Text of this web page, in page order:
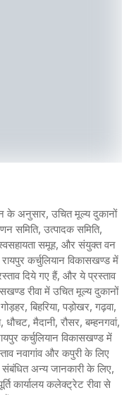
के अनुसार, उचित मूल्य दुकानों
समिति, उत्पादक समिति,
समूह, और संयुक्त वन
कर्चुलियान विकासखण्ड में
दिये गए हैं, और ये प्रस्ताव
रीवा में उचित मूल्य दुकानों
बिहरिया, पड़ोखर, गढ़वा,
धौचट, मैदानी, रौसर, बम्हनगवां,
कर्चुलियान विकासखण्ड में
नवागांव और कपुरी के लिए
अन्य जानकारी के लिए,
कार्यालय कलेक्ट्रेट रीवा से